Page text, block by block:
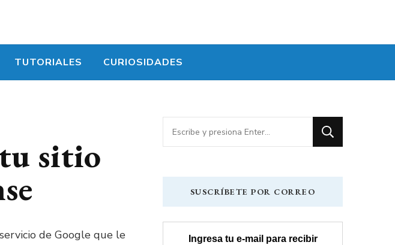
TUTORIALES CURIOSIDADES
sitio
de Google que le
¿Buscas
algo?
SUSCRÍBETE POR CORREO
Ingresa tu e-mail para recibir